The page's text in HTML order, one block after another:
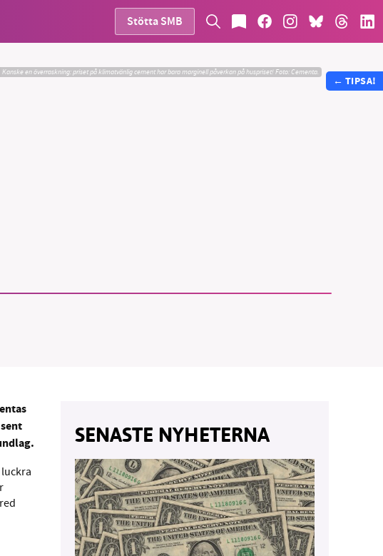
Stötta SMB
Kanske en överraskning: priset på klimatvänlig cement har bara marginell påverkan på huspriset! Foto: Cementa.
SENASTE NYHETERNA
← TIPSA!
har vår
vårt arbete –
till